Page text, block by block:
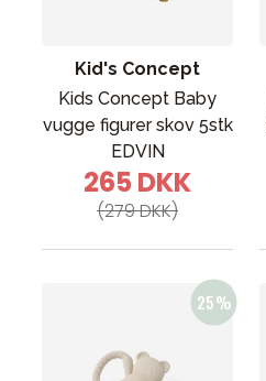
Kid's Concept
Kids Concept Baby
vugge figurer skov 5stk
EDVIN
265 DKK
(279 DKK)